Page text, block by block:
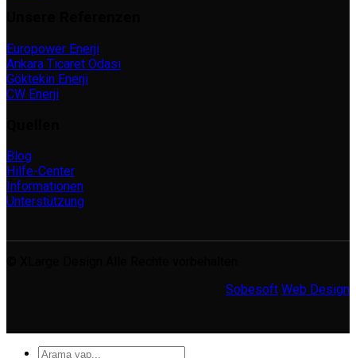
Europower Enerji
Ankara Ticaret Odası
Göktekin Enerji
CW Enerji
Blog
Hilfe-Center
Informationen
Unterstützung
Sobesoft Web Design
Suche